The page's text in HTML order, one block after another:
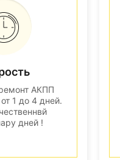
АКПП
1 до 4 дней.
дней !